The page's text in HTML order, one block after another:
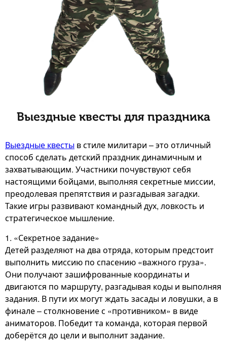
Выездные квесты для праздника
Выездные квесты в стиле милитари – это отличный
способ сделать детский праздник динамичным и
захватывающим. Участники почувствуют себя
настоящими бойцами, выполняя секретные миссии,
преодолевая препятствия и разгадывая загадки.
Такие игры развивают командный дух, ловкость и
стратегическое мышление.
1. «Секретное задание»
Детей разделяют на два отряда, которым предстоит
выполнить миссию по спасению «важного груза».
Они получают зашифрованные координаты и
двигаются по маршруту, разгадывая коды и выполняя
задания. В пути их могут ждать засады и ловушки, а в
финале – столкновение с «противником» в виде
аниматоров. Победит та команда, которая первой
доберётся до цели и выполнит задание.